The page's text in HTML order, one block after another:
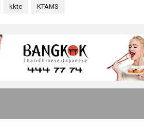
kktc KTAMS